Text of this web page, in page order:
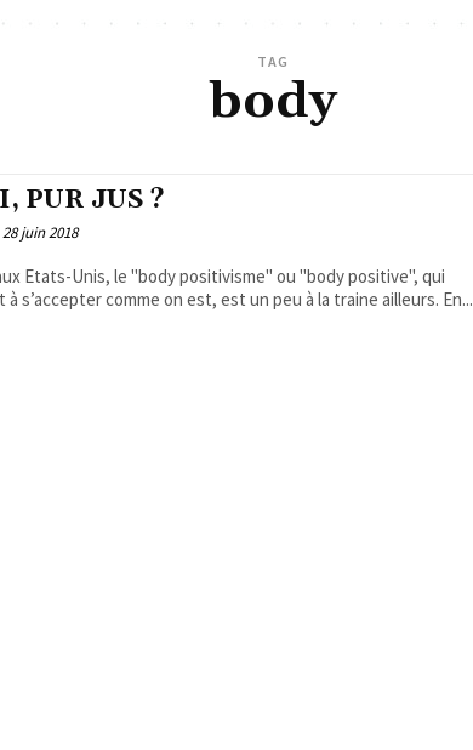
TAG
body
PUR JUS ?
28 juin 2018
Etats-Unis, le "body positivisme" ou "body positive", qui
à s’accepter comme on est, est un peu à la traine ailleurs. En...